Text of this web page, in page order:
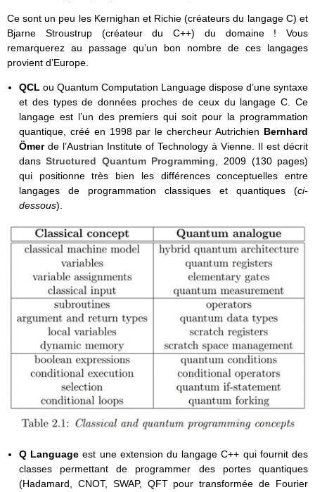
Ce sont un peu les Kernighan et Richie (créateurs du langage C) et
Bjarne Stroustrup (créateur du C++) du domaine ! Vous
remarquerez au passage qu’un bon nombre de ces langages
provient d’Europe.
QCL ou Quantum Computation Language dispose d’une syntaxe
et des types de données proches de ceux du langage C. Ce
langage est l’un des premiers qui soit pour la programmation
quantique, créé en 1998 par le chercheur Autrichien Bernhard
Ömer de l’Austrian Institute of Technology à Vienne. Il est décrit
dansStructured Quantum Programming , 2009 (130 pages)
qui positionne très bien les différences conceptuelles entre
langages de programmation classiques et quantiques (ci-
dessous).
Q Languageest une extension du langage C++ qui fournit des
classes permettant de programmer des portes quantiques
(Hadamard, CNOT, SWAP, QFT pour transformée de Fourier